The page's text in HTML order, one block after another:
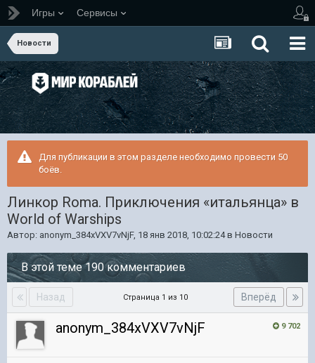
Игры Сервисы
Новости
Для публикации в этом разделе необходимо провести 50
боёв.
Линкор Roma. Приключения «итальянца» в
World of Warships
Автор: anonym_384xVXV7vNjF, 18 янв 2018, 10:02:24в Новости
В этой теме 190 комментариев
Назад Вперёд
Страница 1 из 10
9 702
anonym_384xVXV7vNjF